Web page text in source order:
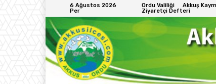
6 Ağustos 2026
Per
Ordu Valiliği Akkuş
Ziyaretçi Defteri